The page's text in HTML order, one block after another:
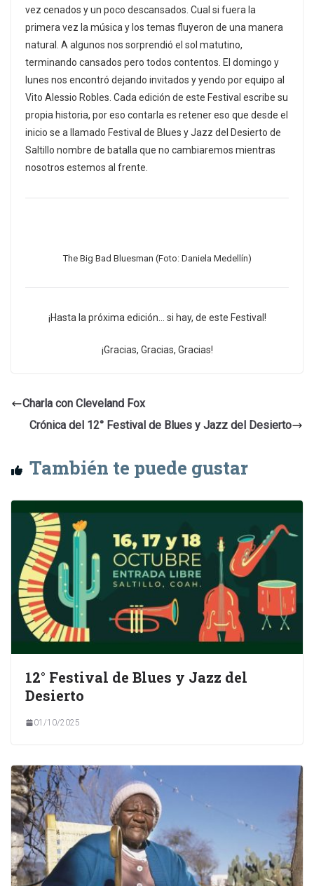
vez cenados y un poco descansados. Cual si fuera la
primera vez la música y los temas fluyeron de una manera
natural. A algunos nos sorprendió el sol matutino,
terminando cansados pero todos contentos. El domingo y
lunes nos encontró dejando invitados y yendo por equipo al
Vito Alessio Robles. Cada edición de este Festival escribe su
propia historia, por eso contarla es retener eso que desde el
inicio se a llamado Festival de Blues y Jazz del Desierto de
Saltillo nombre de batalla que no cambiaremos mientras
nosotros estemos al frente.
The Big Bad Bluesman (Foto: Daniela Medellín)
¡Hasta la próxima edición… si hay, de este Festival!
¡Gracias, Gracias, Gracias!
Charla con Cleveland Fox
Crónica del 12° Festival de Blues y Jazz del Desierto
También te puede gustar
12° Festival de Blues y Jazz del
Desierto
01/10/2025